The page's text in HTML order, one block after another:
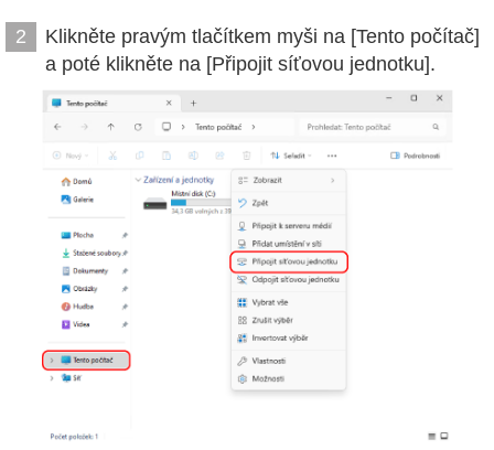
2
Klikněte pravým tlačítkem myši na [Tento počítač]
a poté klikněte na [Připojit síťovou jednotku].